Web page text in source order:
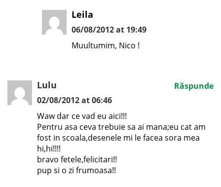
Leila
06/08/2012 at 19:49
Muultumim, Nico !
Lulu
02/08/2012 at 06:46
Waw dar ce vad eu aici!!!
Pentru asa ceva trebuie sa ai mana;eu cat am
fost in scoala,desenele mi le facea sora mea
hi,hi!!!!
bravo fetele,felicitari!!
pup si o zi frumoasa!!
Răspunde